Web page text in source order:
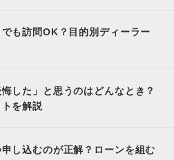
も訪問OK？目的別ディーラー
した」と思うのはどんなとき？
を解説
し込むのが正解？ローンを組む